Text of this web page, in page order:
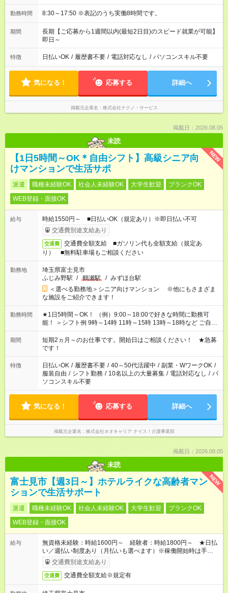
勤務時間 8:30～17:50 ※表記のうち実働8時間です。
期間
長期【ご応募から1週間以内(最短2日目)のスピード就業が可能】
即日～
特徴 日払いOK / 履歴書不要 / 電話対応なし / パソコンスキル不要
気になる！ 応募する 詳細へ
掲載元企業名 株式会社テクノ・サービス
掲載日：2026.08.05
未読
NEW
【1日5時間～OK＊自由シフト】高級シニア向
けマンションで生活サポ
派遣 職種未経験OK 社会人未経験OK 大学生歓迎
ブランクOK
WEB登録・面接OK
給与
時給1550円～ ■日払いOK（規定あり）※即日払い不可
交通費別途支給あり
交通費
交通費全額支給 ■ガソリン代も全額支給（規定あ
り） ■無料駐車場もご相談ください
勤務地
埼玉県富士見市
ふじみ野駅 / 鶴瀬駅 / みずほ台駅
＜選べる勤務地＞シニア向けマンション ※他にもさまざま
な施設をご紹介できます！
勤務時間
★1日5時間～OK！ （例）9:00～18:00で好きな時間に勤務可
能！ ＞シフト例 9時～14時 11時～15時 13時～18時など ご自身
のご都合に合わせて勤務時間をご相談ください！ ★家庭の都合
でお休みや時間の調整が必要な場合も遠慮なくご相談くださ
い。
期間
短期2ヵ月～のお仕事です。開始日はご相談ください！ ★急募
です！
特徴 日払いOK / 履歴書不要 / 40～50代活躍中 / 副業・WワークOK /
服装自由 / シフト勤務 / 10名以上の大量募集 / 電話対応なし / パ
ソコンスキル不要
気になる！ 応募する 詳細へ
掲載元企業名 株式会社ネオキャリア ナイス！介護事業部
掲載日：2026.08.05
未読
NEW
富士見市【週3日～】ホテルライクな高齢者マン
ションで生活サポート
派遣 職種未経験OK 社会人未経験OK 大学生歓迎
ブランクOK
WEB登録・面接OK
給与
無資格未経験：時給1600円～ 経験者：時給1800円～ ★日払
い／週払い制度あり（月払いも選べます）※稼働開始時は手続き
完了次第のお支払いとなります。
交通費別途支給あり
交通費 交通費全額支給※規定有